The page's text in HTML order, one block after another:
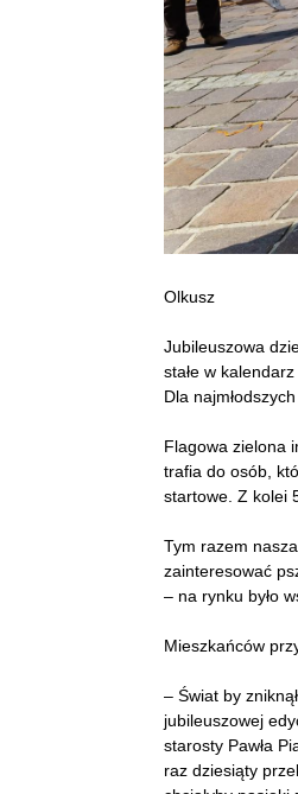
Olkusz
Jubileuszowa
stałe w
Dla
Flagowa zielona
trafia do osób,
startowe. Z kolei
Tym razem
zainteresować
– na rynku było
Mieszkańców
– Świat by
jubileuszowej
starosty Pawła
raz dziesiąty